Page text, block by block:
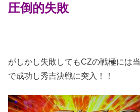
圧倒的失敗
がしかし失敗してもCZの戦極には
で成功し秀吉決戦に突入！！